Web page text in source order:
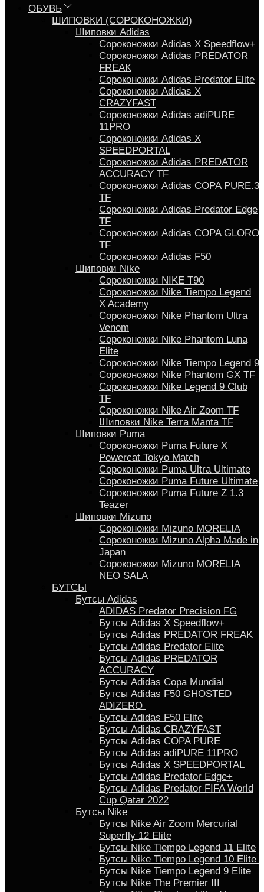
ОБУВЬ
ШИПОВКИ (СОРОКОНОЖКИ)
Шиповки Adidas
Сороконожки Аdidas X Speedflow+
Сороконожки Adidas PREDATOR
FREAK
Сороконожки Adidas Predator Elite
Сороконожки Adidas X
CRAZYFAST
Сороконожки Adidas adiPURE
11PRO
Сороконожки Аdidas X
SPEEDPORTAL
Сороконожки Adidas PREDATOR
ACCURACY TF
Сороконожки Adidas COPA PURE.3
TF
Сороконожки Аdidas Predator Edge
TF
Сороконожки Adidas COPA GLORO
TF
Сороконожки Adidas F50
Шиповки Nike
Сороконожки NIKE T90
Сороконожки Nike Tiempo Legend
X Academy
Сороконожки Nike Phantom Ultra
Venom
Сороконожки Nike Phantom Luna
Elite
Сороконожки Nike Tiempo Legend 9
Сороконожки Nike Phantom GX TF
Сороконожки Nike Legend 9 Club
TF
Сороконожки Nike Air Zoom TF
Шиповки Nike Terra Manta TF
Шиповки Puma
Сороконожки Puma Future X
Powercat Tokyo Match
Сороконожки Puma Ultra Ultimate
Сороконожки Puma Future Ultimate
Сороконожки Puma Future Z 1.3
Teazer
Шиповки Mizuno
Сороконожки Mizuno MORELIA
Сороконожки Mizuno Alpha Made in
Japan
Сороконожки Mizuno MORELIA
NEO SALA
БУТСЫ
Бутсы Adidas
ADIDAS Predator Precision FG
Бутсы Аdidas X Speedflow+
Бутсы Adidas PREDATOR FREAK
Бутсы Adidas Predator Elite
Бутсы Adidas PREDATOR
ACCURACY
Бутсы Adidas Copa Mundial
Бутсы Аdidas F50 GHOSTED
ADIZERO
Бутсы Adidas F50 Elite
Бутсы Adidas CRAZYFAST
Бутсы Adidas COPA PURE
Бутсы Adidas adiPURE 11PRO
Бутсы Аdidas X SPEEDPORTAL
Бутсы Аdidas Predator Edge+
Бутсы Аdidas Predator FIFA World
Cup Qatar 2022
Бутсы Nike
Бутсы Nike Air Zoom Mercurial
Superfly 12 Elite
Бутсы Nike Tiempo Legend 11 Elite
Бутсы Nike Tiempo Legend 10 Elite
Бутсы Nike Tiempo Legend 9 Elite
Бутсы Nike The Premier III